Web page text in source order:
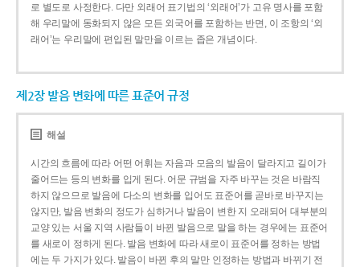
로 별도로 사정한다. 다만 외래어 표기법의 ‘외래어’가 고유 명사를 포함
해 우리말에 동화되지 않은 모든 외국어를 포함하는 반면, 이 조항의 ‘외
래어’는 우리말에 편입된 말만을 이르는 좁은 개념이다.
제2장 발음 변화에 따른 표준어 규정
해설
시간의 흐름에 따라 어떤 어휘는 자음과 모음의 발음이 달라지고 길이가
줄어드는 등의 변화를 입게 된다. 어문 규범을 자주 바꾸는 것은 바람직
하지 않으므로 발음에 다소의 변화를 입어도 표준어를 곧바로 바꾸지는
않지만, 발음 변화의 정도가 심하거나 발음이 변한 지 오래되어 대부분의
교양 있는 서울 지역 사람들이 바뀐 발음으로 말을 하는 경우에는 표준어
를 새로이 정하게 된다. 발음 변화에 따라 새로이 표준어를 정하는 방법
에는 두 가지가 있다. 발음이 바뀐 후의 말만 인정하는 방법과 바뀌기 전